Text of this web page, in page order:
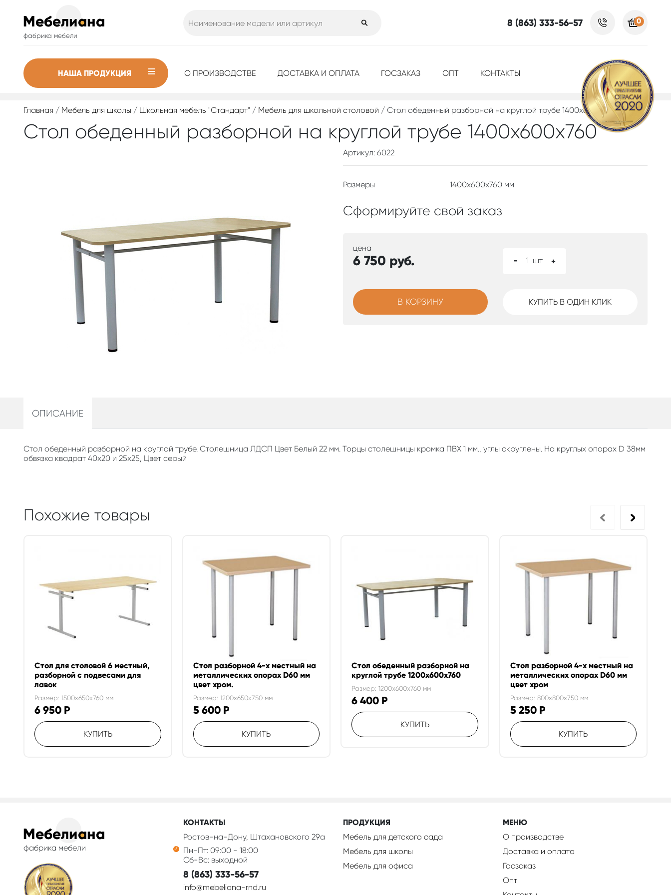
фабрика мебели
8 (863) 333-56-57 0
НАША ПРОДУКЦИЯ О ПРОИЗВОДСТВЕ ДОСТАВКА И ОПЛАТА ГОСЗАКАЗ ОПТ КОНТАКТЫ
Главная / Мебель для школы / Школьная мебель "Стандарт" / Мебель для школьной столовой / Стол обеденный разборной на круглой трубе 1400х600х760
Стол обеденный разборной на круглой трубе 1400х600х760
Артикул: 6022
Размеры 1400x600x760 мм
Сформируйте свой заказ
цена
6 750 руб. - 1 шт +
В КОРЗИНУ КУПИТЬ В ОДИН КЛИК
ОПИСАНИЕ
Стол обеденный разборной на круглой трубе. Столешница ЛДСП Цвет Белый 22 мм. Торцы столешницы кромка ПВХ 1 мм., углы скруглены. На круглых опорах D 38мм
обвязка квадрат 40х20 и 25х25, Цвет серый
Похожие товары
Стол для столовой 6 местный,
разборной с подвесами для
лавок
Размер: 1500x650x760 мм
6 950 Р
КУПИТЬ
Стол разборной 4-х местный на
металлических опорах D60 мм
цвет хром.
Размер: 1200x650x750 мм
5 600 Р
КУПИТЬ
Стол обеденный разборной на
круглой трубе 1200х600х760
Размер: 1200x600x760 мм
6 400 Р
КУПИТЬ
Стол разборной 4-х местный на
металлических опорах D60 мм
цвет хром
Размер: 800x800x750 мм
5 250 Р
КУПИТЬ
фабрика мебели
КОНТАКТЫ
Ростов-на-Дону, Штахановского 29а
Пн-Пт: 09:00 - 18:00
Сб-Вс: выходной
8 (863) 333-56-57
info@mebeliana-rnd.ru
ПРОДУКЦИЯ
Мебель для детского сада
Мебель для школы
Мебель для офиса
МЕНЮ
О производстве
Доставка и оплата
Госзаказ
Опт